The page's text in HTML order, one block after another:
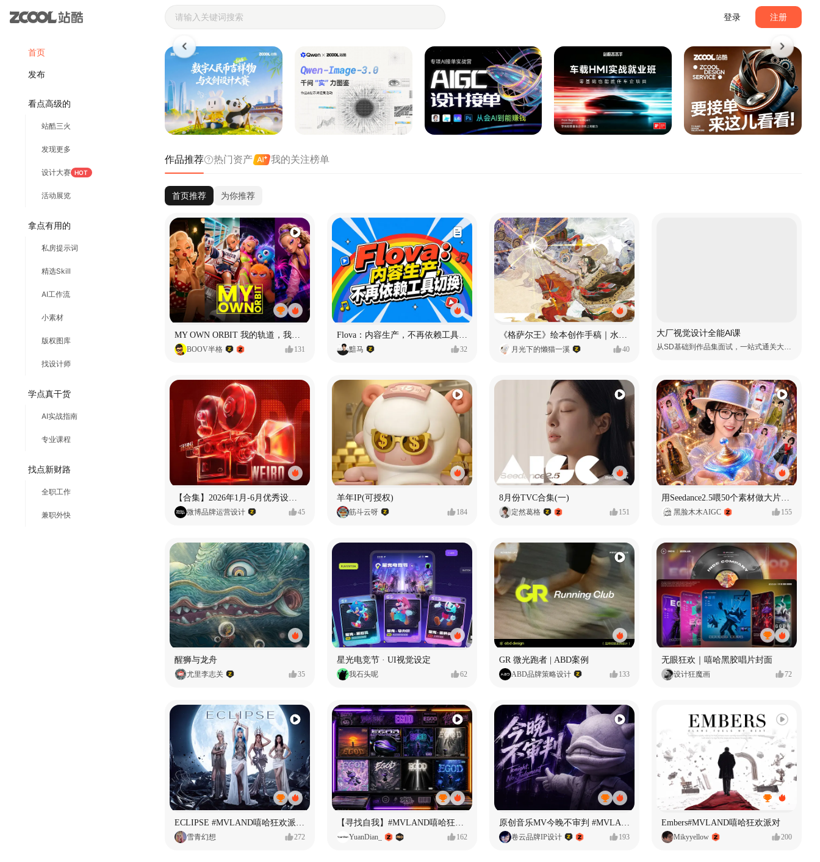
首页
发布
看点高级的
站酷三火
发现更多
设计大赛 HOT
活动展览
拿点有用的
私房提示词
精选Skill
AI工作流
小素材
版权图库
找设计师
学点真干货
AI实战指南
专业课程
找点新财路
全职工作
兼职外快
登录 注册
站酷ZCOOL - 设计师们都在站酷
作品推荐 热门资产 我的关注榜单
首页推荐 为你推荐
MY OWN ORBIT 我的轨道，我的定义#MVLAND嘻哈狂欢派对
BOOV半格 131
Flova：内容生产，不再依赖工具切换
黯马 32
《格萨尔王》绘本创作手稿｜水彩墨韵下的史诗回响
月光下的懒猫一溪 40
大厂视觉设计全能Al课
从SD基础到作品集面试，一站式通关大厂视觉岗
微博品牌运营设计 45
羊年IP(可授权)
筋斗云呀 184
8月份TVC合集(一)
定然葛格 151 黑脸木木AIGC 155
醒狮与龙舟
尤里李志关 35
星光电竞节 · UI视觉设定
我石头呢 62
GR 微光跑者 | ABD案例
ABD品牌策略设计 133
无眼狂欢｜嘻哈黑胶唱片封面
设计狂魔画 72
雪青幻想 272 YuanDian_ 162 卷云品牌IP设计 193
Embers#MVLAND嘻哈狂欢派对
Mikyyellow 200